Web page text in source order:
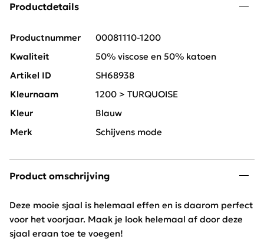
Productdetails
Productnummer
00081110-1200
Kwaliteit
50% viscose en 50% katoen
Artikel ID
SH68938
Kleurnaam
1200 > TURQUOISE
Kleur
Blauw
Merk
Schijvens mode
Product omschrijving
Deze mooie sjaal is helemaal effen en is daarom perfect
voor het voorjaar. Maak je look helemaal af door deze
sjaal eraan toe te voegen!